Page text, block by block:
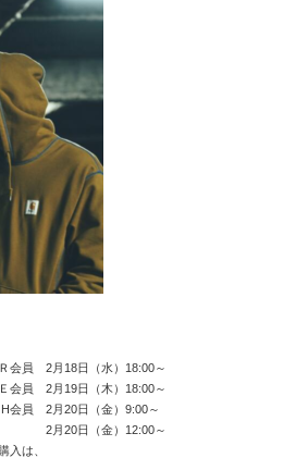
会員 2月18日（水）18:00～
2月19日（木）18:00～
2月20日（金）9:00～
（金）12:00～
は、